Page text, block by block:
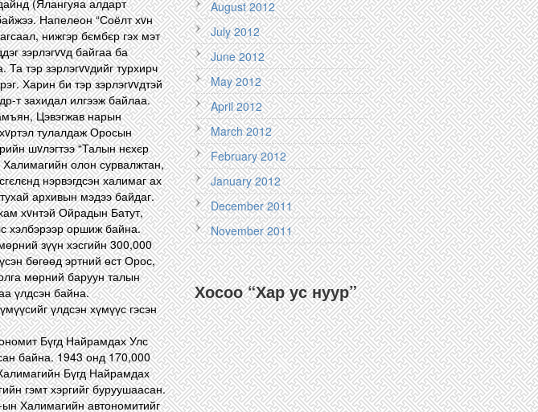
(Ялангуяа алдарт
Напелеон “Соёлт хvн
нижгэр бємбєр гэх мэт
зэрлэгvvд байгаа ба
тэр зэрлэгvvдийг турхирч
Харин би тэр зэрлэгvvдтэй
т захидал илгээж байлаа.
Цэвэгжав нарын
тулалдаж Оросын
шvлэгтээ “Талын нєхєр
олон сурвалжтан,
нэрвэгдсэн халимаг ах
архивын мэдээ байдаг.
хvнтэй Ойрадын Батут,
хэлбэрээр оршиж байна.
зүүн хэсгийн 300,000
бөгөөд эртний өст Орос,
мөрний баруун талын
үлдсэн байна.
үлдсэн хүмүүс гэсэн
Бүгд Найрамдах Улс
байна. 1943 онд 170,000
Бүгд Найрамдах
гэмт хэргийг буруушаасан.
Халимагийн автономитийг
August 2012
July 2012
June 2012
May 2012
April 2012
March 2012
February 2012
January 2012
December 2011
November 2011
Хосоо “Хар ус нуур”